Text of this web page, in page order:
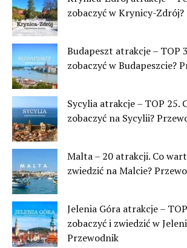
zobaczyć w Krynicy-Zdrój?
Budapeszt atrakcje – TOP
zobaczyć w Budapeszcie?
Sycylia atrakcje – TOP 25.
zobaczyć na Sycylii?
Malta – 20 atrakcji. Co
zwiedzić na Malcie?
Jelenia Góra atrakcje –
zobaczyć i zwiedzić w
Przewodnik